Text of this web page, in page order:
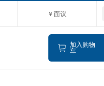
￥面议
加入购物
车